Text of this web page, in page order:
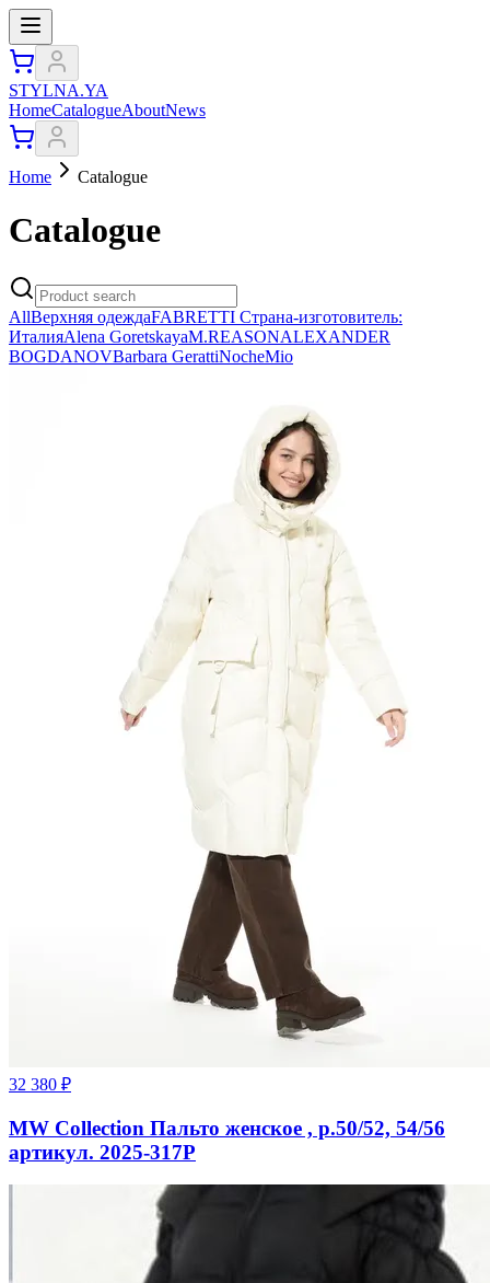
STYLNA.YA
HomeCatalogueAboutNews
Home Catalogue
Catalogue
AllВерхняя одеждаFABRETTI Страна-изготовитель:
ИталияAlena GoretskayaM.REASONALEXANDER
BOGDANOVBarbara GerattiNocheMio
32 380 ₽
MW Collection Пальто женское , р.50/52, 54/56
артикул. 2025-317P